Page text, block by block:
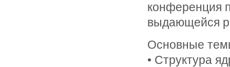
конференция
выдающейся
Основные
• Структура